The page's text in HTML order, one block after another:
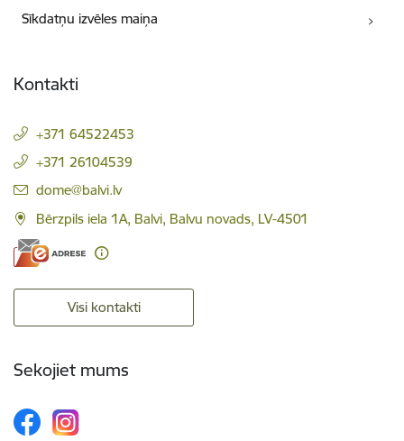
Sīkdatņu izvēles maiņa
Kontakti
+371 64522453
+371 26104539
E-pasts:
dome@balvi.lv
Bērzpils iela 1A, Balvi, Balvu novads, LV-4501
Visi kontakti
Sekojiet mums